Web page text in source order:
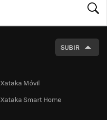
SUBIR
Xataka Móvil
Xataka Smart Home